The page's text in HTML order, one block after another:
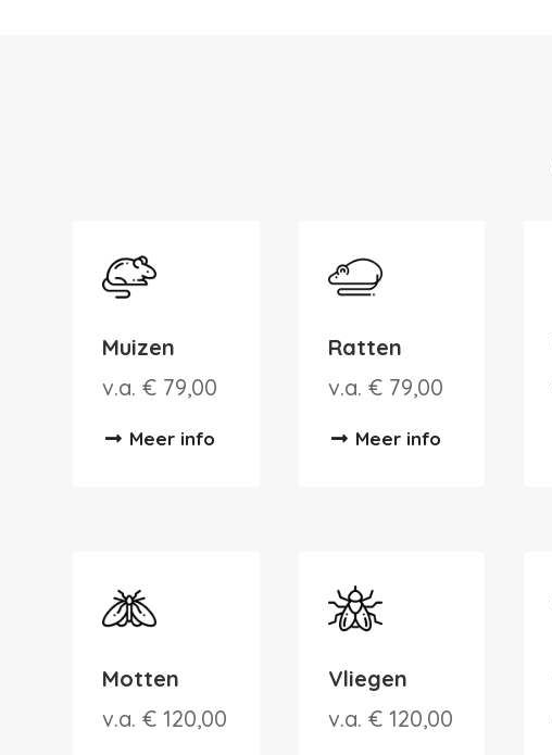
Muizen
v.a. € 79,00
Meer info
Ratten
v.a. € 79,00
Meer info
Motten
v.a. € 120,00
Vliegen
v.a. € 120,00